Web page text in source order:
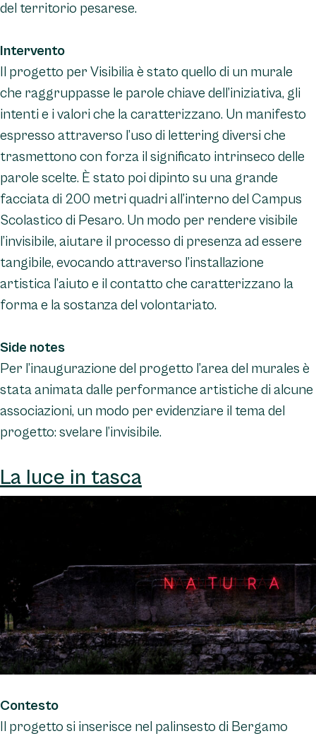
del territorio pesarese.
Intervento
Il progetto per Visibilia è stato quello di un murale
che raggruppasse le parole chiave dell’iniziativa, gli
intenti e i valori che la caratterizzano. Un manifesto
espresso attraverso l’uso di lettering diversi che
trasmettono con forza il significato intrinseco delle
parole scelte. È stato poi dipinto su una grande
facciata di 200 metri quadri all’interno del Campus
Scolastico di Pesaro. Un modo per rendere visibile
l’invisibile, aiutare il processo di presenza ad essere
tangibile, evocando attraverso l’installazione
artistica l’aiuto e il contatto che caratterizzano la
forma e la sostanza del volontariato.
Side notes
Per l’inaugurazione del progetto l’area del murales è
stata animata dalle performance artistiche di alcune
associazioni, un modo per evidenziare il tema del
progetto: svelare l’invisibile.
La luce in tasca
Contesto
Il progetto si inserisce nel palinsesto di Bergamo